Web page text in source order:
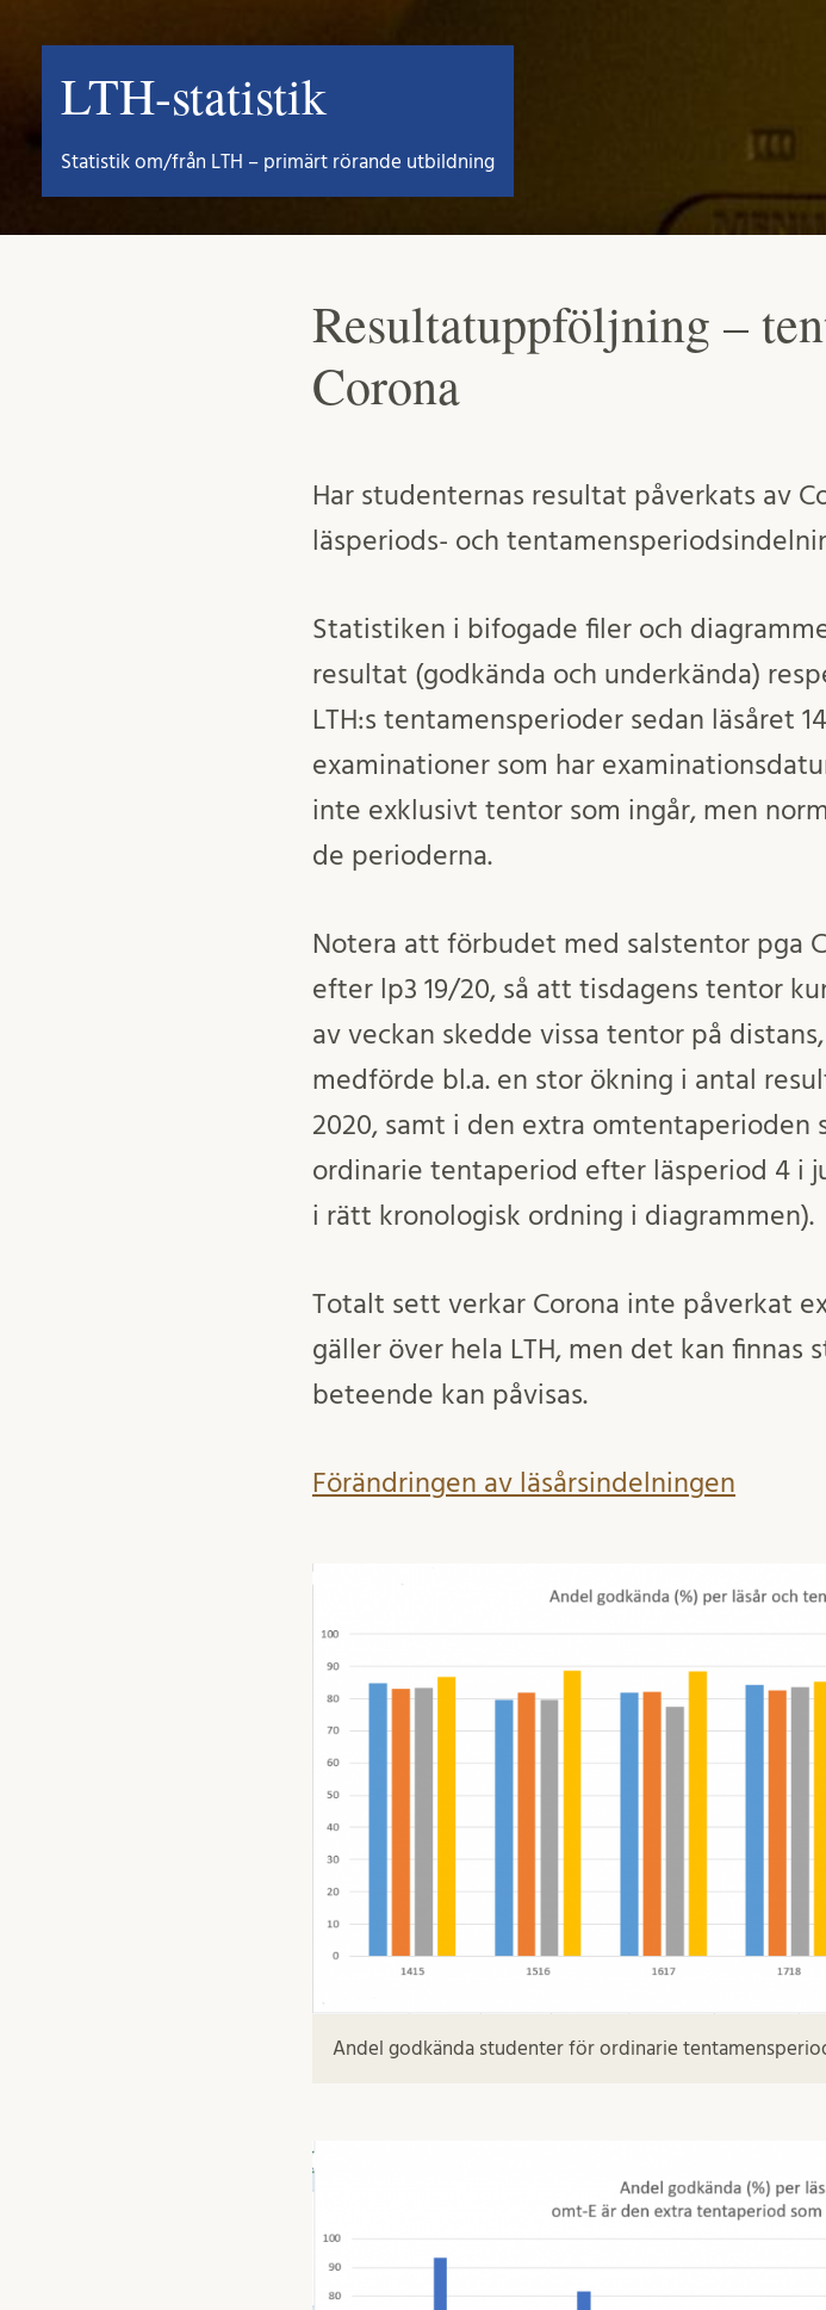
LTH-statistik
Statistik om/från LTH – primärt rörande utbildning
Resultatuppföljning –
Corona
Har studenternas resultat påverkats av
läsperiods- och
Statistiken i bifogade filer och
resultat (godkända och underkända)
LTH:s tentamensperioder sedan läsåret
examinationer som har
inte exklusivt tentor som ingår, men
de perioderna.
Notera att förbudet med salstentor pga
efter lp3 19/20, så att tisdagens tentor
av veckan skedde vissa tentor på
medförde bl.a. en stor ökning i antal
2020, samt i den extra omtentaperioden
ordinarie tentaperiod efter läsperiod 4 i
i rätt kronologisk ordning i diagrammen).
Totalt sett verkar Corona inte påverkat
gäller över hela LTH, men det kan finnas
beteende kan påvisas.
Förändringen av läsårsindelningen
Andel godkända studenter för ordinarie